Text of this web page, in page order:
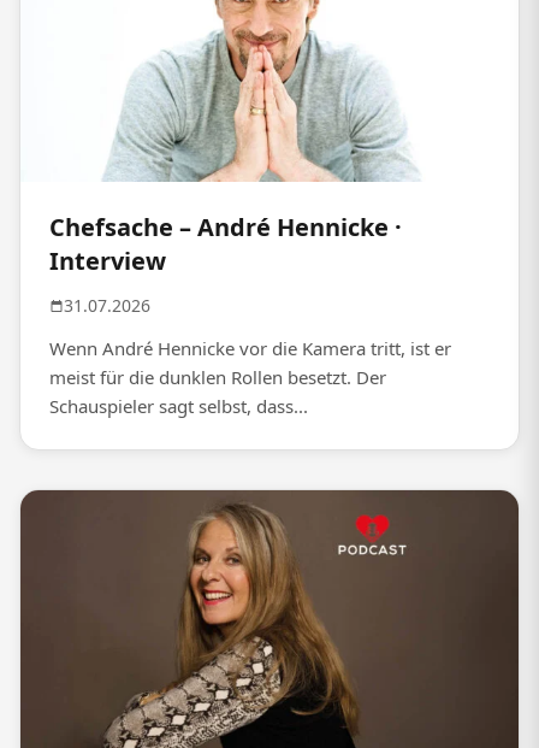
Chefsache – André Hennicke ·
Interview
31.07.2026
Wenn André Hennicke vor die Kamera tritt, ist er
meist für die dunklen Rollen besetzt. Der
Schauspieler sagt selbst, dass...